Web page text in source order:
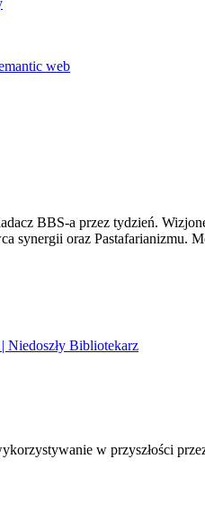
web
BBS-a przez tydzień.
synergii oraz Pastafarianizmu.
Niedoszły Bibliotekarz
w przyszłości